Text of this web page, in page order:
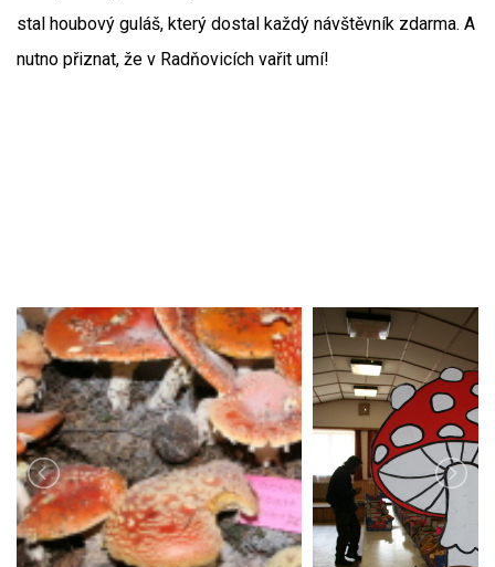
stal houbový guláš, který dostal každý návštěvník zdarma. A
nutno přiznat, že v Radňovicích vařit umí!